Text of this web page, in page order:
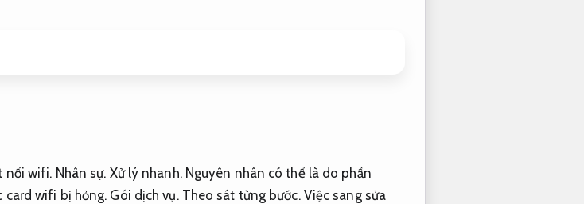
nối wifi. Nhân sự. Xử lý nhanh.Nguyên nhân có thể là do phần
card wifi bị hỏng. Gói dịch vụ. Theo sát từng bước.Việc sang sửa